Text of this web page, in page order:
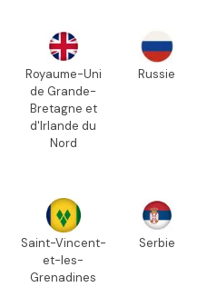
Royaume-Uni
de Grande-
Bretagne et
d'Irlande du
Nord
Russie
Saint-Vincent-
et-les-
Grenadines
Serbie